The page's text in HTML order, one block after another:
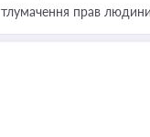
тлумачення прав людини